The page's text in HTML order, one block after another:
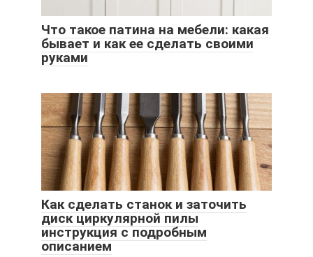
Что такое патина на мебели: какая
бывает и как ее сделать своими
руками
Как сделать станок и заточить
диск циркулярной пилы
инструкция с подробным
описанием